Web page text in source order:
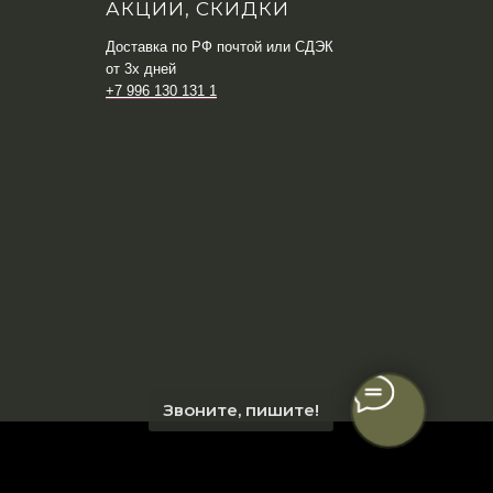
АКЦИИ, СКИДКИ
Доставка по РФ почтой или СДЭК
от 3х дней
+7 996 130 131 1
Звоните, пишите!